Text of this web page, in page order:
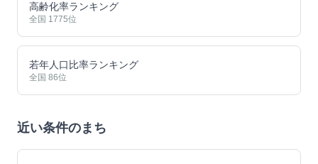
高齢化率ランキング
全国 1775位
若年人口比率ランキング
全国 86位
近い条件のまち